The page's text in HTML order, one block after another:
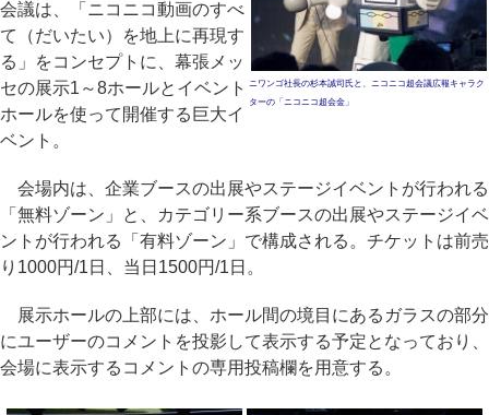
ニワンゴ社長の杉本誠司氏と、ニコニコ超会議広報キャラク
ターの「ニコニコ超会金」
会議は、「ニコニコ動画のすべ
て（だいたい）を地上に再現す
る」をコンセプトに、幕張メッ
セの展示1～8ホールとイベント
ホールを使って開催する巨大イ
ベント。
会場内は、企業ブースの出展やステージイベントが行われる
「無料ゾーン」と、カテゴリー系ブースの出展やステージイベ
ントが行われる「有料ゾーン」で構成される。チケットは前売
り1000円/1日、当日1500円/1日。
展示ホールの上部には、ホール間の境目にあるガラスの部分
にユーザーのコメントを投影して表示する予定となっており、
会場に表示するコメントの専用投稿欄を用意する。